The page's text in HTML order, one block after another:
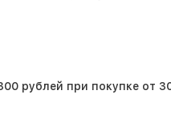
рублей при покупке от